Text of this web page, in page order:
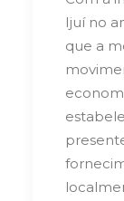
Ijuí no
que a